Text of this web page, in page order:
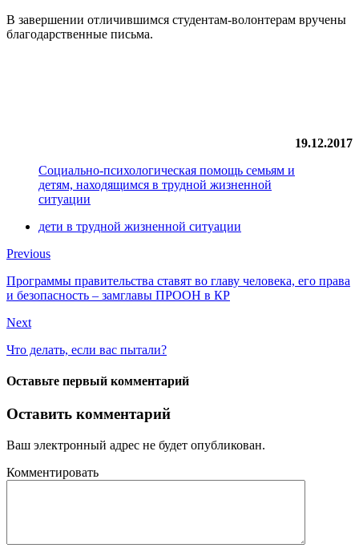
В завершении отличившимся студентам-волонтерам вручены
благодарственные письма.
19.12.2017
Социально-психологическая помощь семьям и
детям, находящимся в трудной жизненной
ситуации
дети в трудной жизненной ситуации
Previous
Программы правительства ставят во главу человека, его права
и безопасность – замглавы ПРООН в КР
Next
Что делать, если вас пытали?
Оставьте первый комментарий
Оставить комментарий
Ваш электронный адрес не будет опубликован.
Комментировать